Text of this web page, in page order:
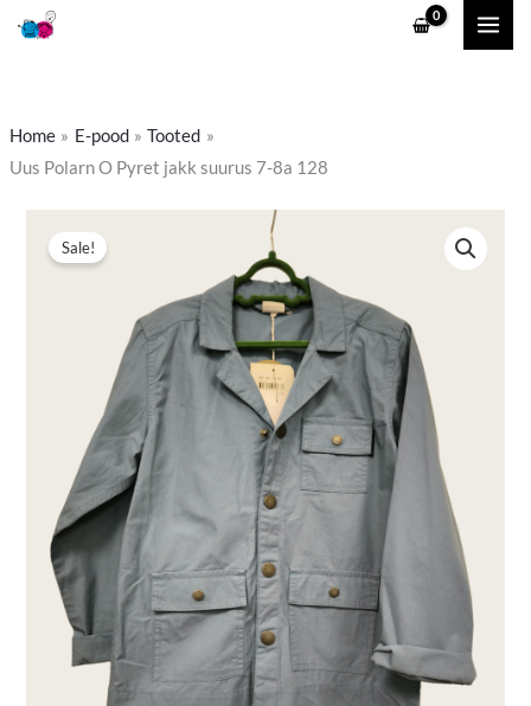
Skip
Home E-pood
Tooted
Uus Polarn O Pyret jakk suurus 7-8a 128
Sale!
oli:
12,90 €.
Praegune
hind
on:
8,90 €.
Polarn
kogus